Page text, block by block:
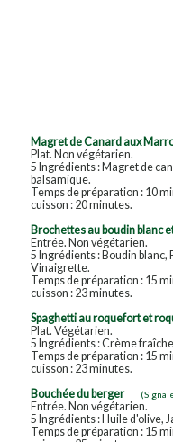
Magret de Canard aux
Plat. Non végétarien.
5 Ingrédients : Magret de
balsamique.
Temps de préparation : 10
cuisson : 20 minutes.
Brochettes au boudin blanc
Entrée. Non végétarien.
5 Ingrédients : Boudin blanc,
Vinaigrette.
Temps de préparation : 15
cuisson : 23 minutes.
Spaghetti au roquefort et
Plat. Végétarien.
5 Ingrédients : Crème
Temps de préparation : 15
cuisson : 23 minutes.
Bouchée du berger
Entrée. Non végétarien.
5 Ingrédients : Huile d'olive,
Temps de préparation : 15